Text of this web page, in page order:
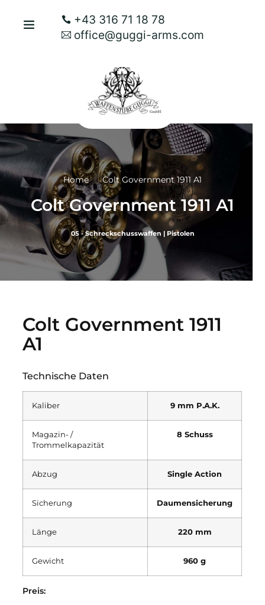
+43 316 71 18 78
office@guggi-arms.com
Home Colt Government 1911 A1
Colt Government 1911 A1
05 - Schreckschusswaffen | Pistolen
Colt Government 1911
A1
Technische Daten
Kaliber 9 mm P.A.K.
Magazin- /
Trommelkapazität
8 Schuss
Abzug Single Action
Sicherung Daumensicherung
Länge 220 mm
Gewicht 960 g
Preis: